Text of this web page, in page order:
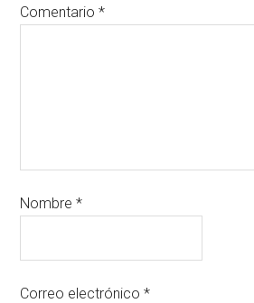
Comentario*
Nombre*
Correo electrónico*